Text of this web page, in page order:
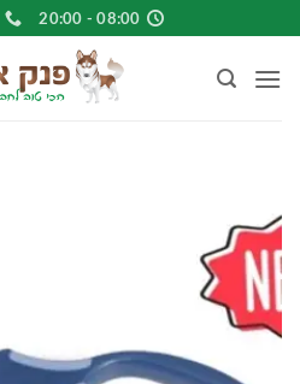
to
content
08:00 - 20:00